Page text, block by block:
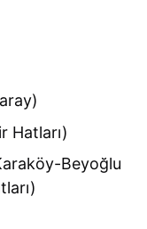
Hatları)
Beyoğlu